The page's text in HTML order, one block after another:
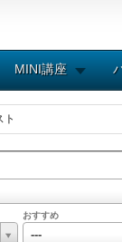
MINI講座
ト
おすすめ
---